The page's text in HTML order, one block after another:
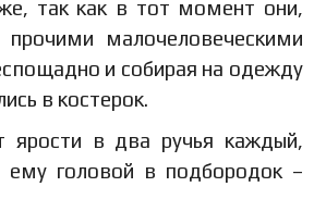
так как в тот момент они,
малочеловеческими
и собирая на одежду
в костерок.
ярости в два ручья каждый,
ему головой в подбородок –